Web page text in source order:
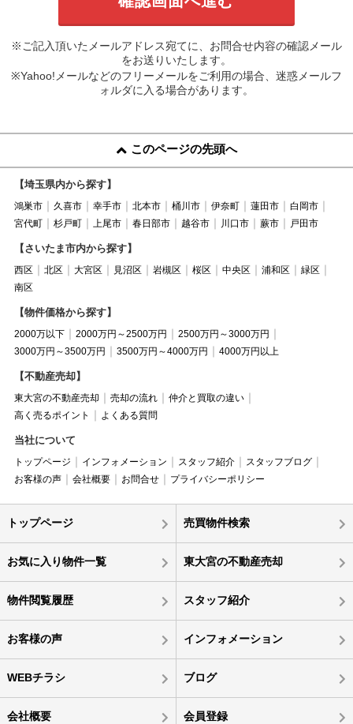
※ご記入頂いたメールアドレス宛てに、お問合せ内容の確認メール
をお送りいたします。
※Yahoo!メールなどのフリーメールをご利用の場合、迷惑メールフ
ォルダに入る場合があります。
このページの先頭へ
【埼玉県内から探す】
鴻巣市 久喜市 幸手市 北本市 桶川市 伊奈町 蓮田市
白岡市
宮代町
杉戸町 上尾市 春日部市 越谷市 川口市 蕨市 戸田市
【さいたま市内から探す】
西区 北区 大宮区 見沼区 岩槻区 桜区 中央区 浦和区
緑区
南区
【物件価格から探す】
2000万以下 2000万円～2500万円
2500万円～3000万円
3000万円～3500万円
3500万円～4000万円 4000万円以上
【不動産売却】
東大宮の不動産売却 売却の流れ
仲介と買取の違い
高く売るポイント
よくある質問
当社について
トップページ インフォメーション スタッフ紹介
スタッフブログ
お客様の声
会社概要 お問合せ プライバシーポリシー
トップページ 売買物件検索
お気に入り物件一覧 東大宮の不動産売却
物件閲覧履歴 スタッフ紹介
お客様の声 インフォメーション
WEBチラシ ブログ
会社概要 会員登録